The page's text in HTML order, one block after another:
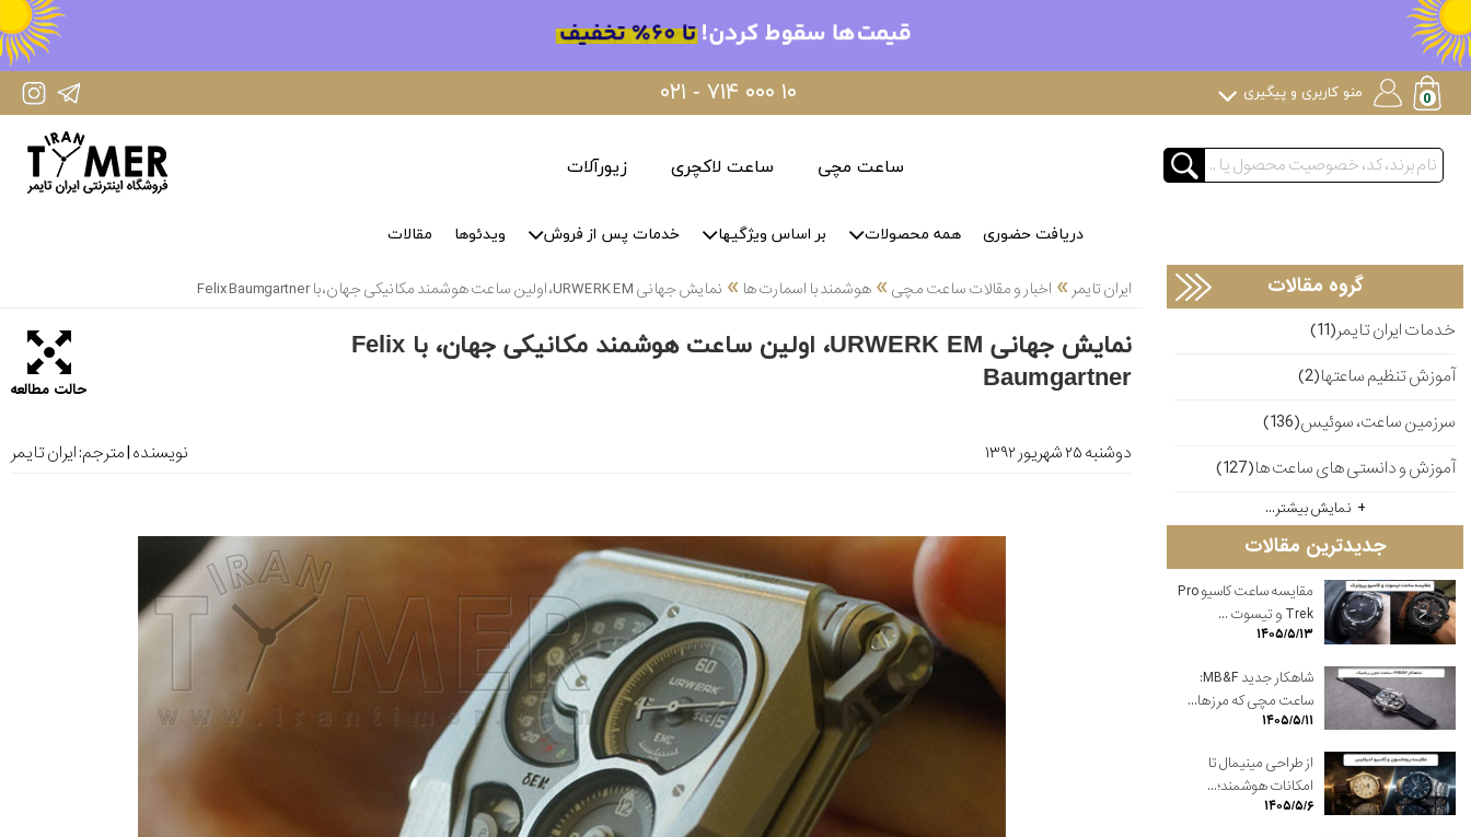
IranTimer Instagram Page ۰۲۱ - ۷۱۴ ۰۰۰ ۱۰ منو کاربری و پیگیری
ساعت مچی ساعت لاکچری زیورآلات
دریافت حضوری همه محصولات بر اساس ویژگیها خدمات پس از فروش ویدئوها مقالات
ایران تایمر » اخبار و مقالات ساعت مچی» هوشمند با اسمارت ها » نمایش جهانی URWERK EM، اولین ساعت هوشمند مکانیکی جهان، با Felix Baumgartner
نمایش جهانی URWERK EM، اولین ساعت هوشمند مکانیکی جهان، با Felix
Baumgartner
حالت مطالعه
دوشنبه ۲۵ شهریور ۱۳۹۲ نویسنده | مترجم:ایران تایمر
گروه مقالات
خدمات ایران تایمر(11)
آموزش تنظیم ساعتها(2)
سرزمین ساعت، سوئیس(136)
آموزش و دانستی های ساعت ها(127)
نمایش بیشتر...
جدیدترین مقالات
مقایسه ساعت کاسیو Pro
Trek و تیسوت ...
۱۴۰۵/۵/۱۳
شاهکار جدید MB&F:
ساعت مچی که مرزها...
۱۴۰۵/۵/۱۱
از طراحی مینیمال تا
امکانات هوشمند؛...
۱۴۰۵/۵/۶